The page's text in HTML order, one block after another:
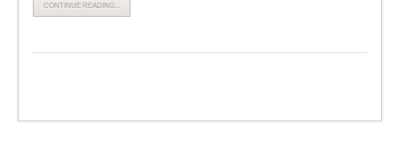
CONTINUE READING...